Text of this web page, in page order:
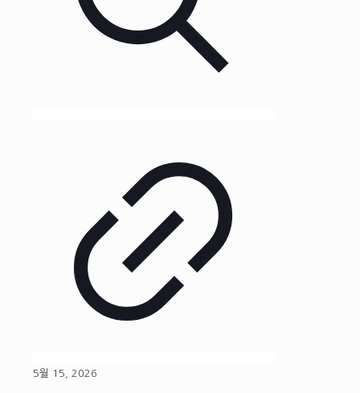
5월 15, 2026